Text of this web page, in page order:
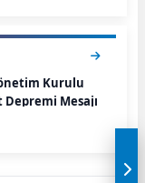
Kurulu
Depremi Mesajı